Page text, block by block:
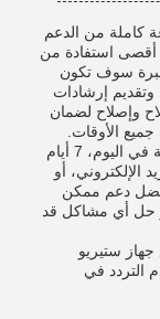
كاملة من الدعم
أقصى استفادة من
سوف تكون
إرشادات
وإصلاح لضمان
الأوقات.
فريق الدعم الفني لدينا متاح على مدار 24 ساعة في اليوم، 7 أيام
الإلكتروني، أو
دعم ممكن
حل أي مشاكل قد
ستيريو
التردد في